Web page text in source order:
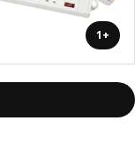
+1